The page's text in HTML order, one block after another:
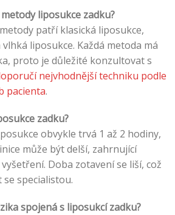
liposukce zadku?
patří klasická liposukce,
liposukce. Každá metoda má
proto je důležité konzultovat s
nejvhodnější techniku podle
pacienta.
zadku?
obvykle trvá 1 až 2 hodiny,
může být delší, zahrnující
Doba zotavení se liší, což
specialistou.
spojená s liposukcí zadku?